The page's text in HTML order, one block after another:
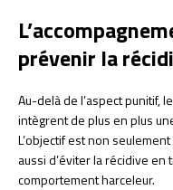
prévenir la
Au-delà de l’aspect punitif,
intègrent de plus en plus
L’objectif est non
aussi d’éviter la récidive en
comportement harceleur.